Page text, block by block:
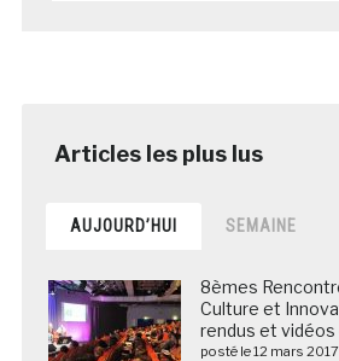
AUJOURD’HUI SEMAINE
8èmes
Culture et
rendus et vidéos
posté le 12 mars 2017